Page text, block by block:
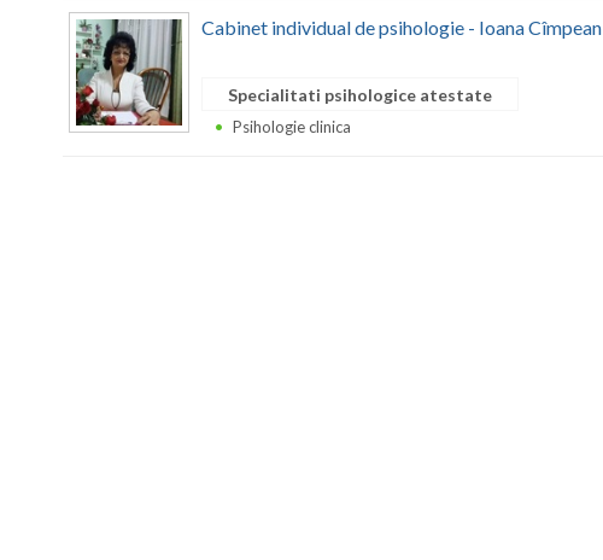
Cabinet individual de psihologie - Ioana Cîmpean
Specialitati psihologice atestate
Psihologie clinica